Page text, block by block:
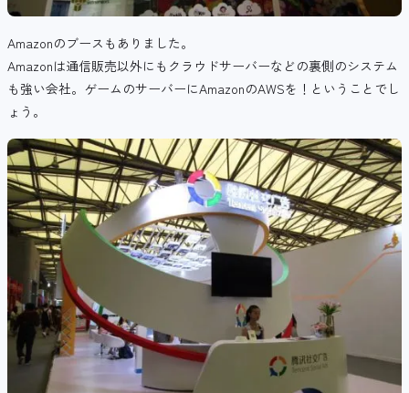
Amazonのブースもありました。
Amazonは通信販売以外にもクラウドサーバーなどの裏側のシステム
も強い会社。ゲームのサーバーにAmazonのAWSを！ということでし
ょう。